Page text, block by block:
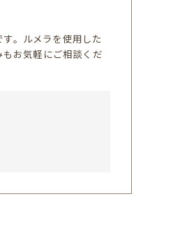
。ルメラを使用した
お気軽にご相談くだ